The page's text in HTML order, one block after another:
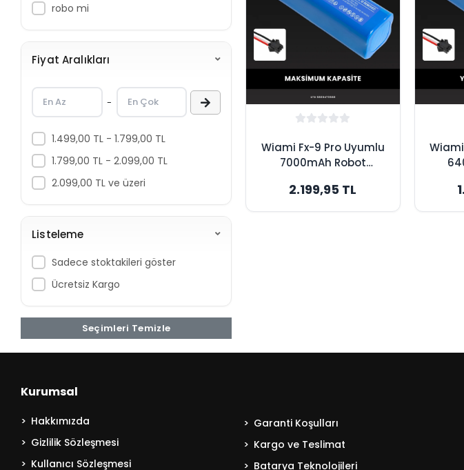
robo mi
Fiyat Aralıkları
-
1.499,00 TL - 1.799,00 TL
1.799,00 TL - 2.099,00 TL
2.099,00 TL ve üzeri
Listeleme
Sadece stoktakileri göster
Ücretsiz Kargo
Seçimleri Temizle
Wiami Fx-9 Pro Uyumlu
7000mAh Robot
Maksimum Kapasite
2.199,95 TL
Kurumsal
Hakkımızda
Gizlilik Sözleşmesi
Kullanıcı Sözleşmesi
Garanti Koşulları
Kargo ve Teslimat
Batarya Teknolojileri